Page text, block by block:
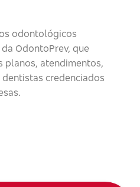
odontológicos
OdontoPrev, que
planos, atendimentos,
credenciados